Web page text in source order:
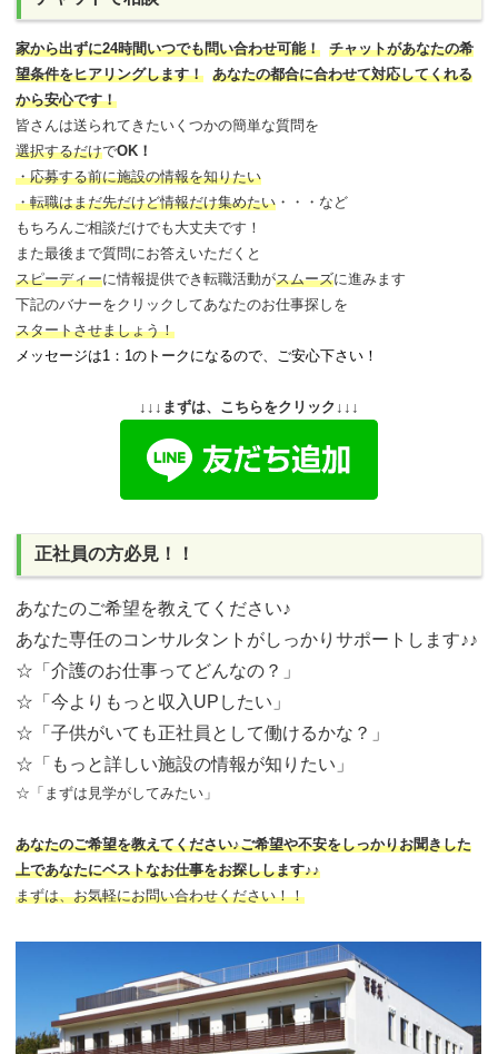
家から出ずに24時間いつでも問い合わせ可能！ チャットがあなたの希
望条件をヒアリングします！ あなたの都合に合わせて対応してくれる
から安心です！
皆さんは送られてきたいくつかの簡単な質問を
選択するだけでOK！
・応募する前に施設の情報を知りたい
・転職はまだ先だけど情報だけ集めたい ・・・など
もちろんご相談だけでも大丈夫です！
また最後まで質問にお答えいただくと
スピーディーに情報提供でき転職活動がスムーズに進みます
下記のバナーをクリックしてあなたのお仕事探しを
スタートさせましょう！
メッセージは1：1のトークになるので、ご安心下さい！
↓↓↓まずは、こちらをクリック↓↓↓
正社員の方必見！！
あなたのご希望を教えてください♪
あなた専任のコンサルタントがしっかりサポートします♪♪
☆「介護のお仕事ってどんなの？」
☆「今よりもっと収入UPしたい」
☆「子供がいても正社員として働けるかな？」
☆「もっと詳しい施設の情報が知りたい」
☆「まずは見学がしてみたい」
あなたのご希望を教えてください♪ご希望や不安をしっかりお聞きした
上であなたにベストなお仕事をお探しします♪♪
まずは、お気軽にお問い合わせください！！